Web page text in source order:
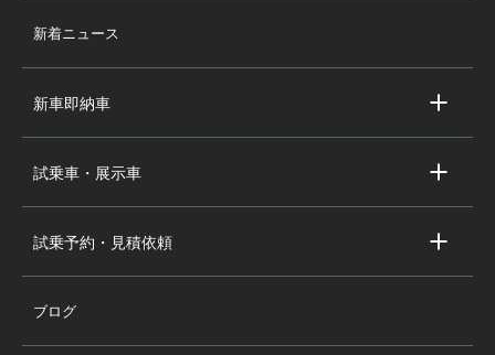
スタッフ紹介
新着ニュース
新車即納車
シボレー新車即納車
試乗車・展示車
シボレー試乗車・展示車
試乗予約・見積依頼
試乗予約
ブログ